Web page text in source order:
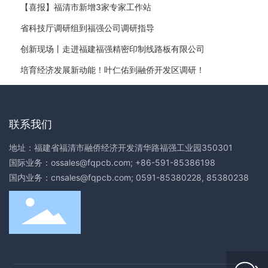
【喜报】福清市新增3家专家工作站
省科技厅调研组到福强公司调研指导
创新现场丨走进福建福强精密印制线路板有限公司
培育经济发展新动能！叶仁佑到融侨开发区调研！
联系我们
地址：福建省福清市融侨经济开发清华路福强工业园350301
国际业务： ossales@fqpcb.com; +86-591-85386198
国内业务： cnsales@fqpcb.com; 0591-85380228, 85380238